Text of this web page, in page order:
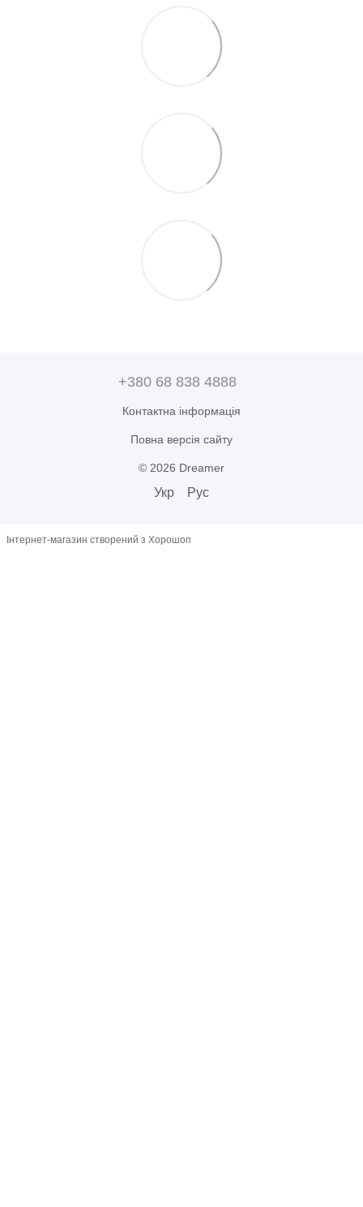
+380 68 838 4888
Контактна інформація
Повна версія сайту
© 2026 Dreamer
Укр Рус
Інтернет-магазин створений з Хорошоп